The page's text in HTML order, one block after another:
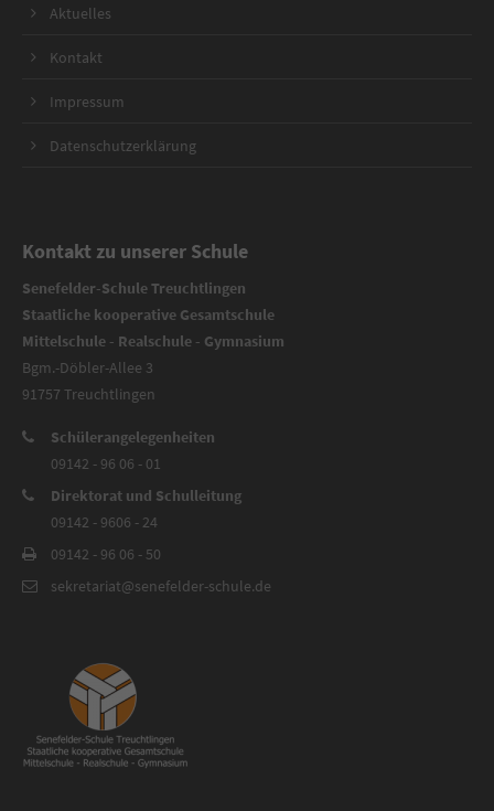
Aktuelles
Kontakt
Impressum
Datenschutzerklärung
Kontakt zu unserer Schule
Senefelder-Schule Treuchtlingen
Staatliche kooperative Gesamtschule
Mittelschule - Realschule - Gymnasium
Bgm.-Döbler-Allee 3
91757 Treuchtlingen
Schülerangelegenheiten
09142 - 96 06 - 01
Direktorat und Schulleitung
09142 - 9606 - 24
09142 - 96 06 - 50
sekretariat@senefelder-schule.de